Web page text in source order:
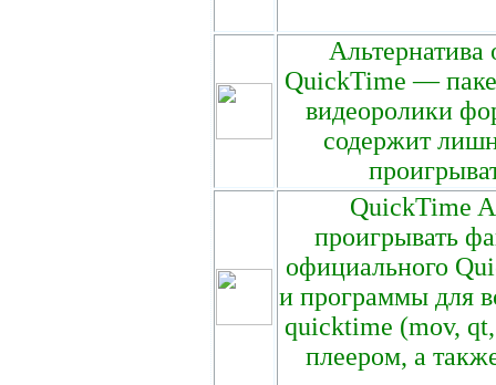
QuickTime —
видеоролики
содержит
QuickTime
проигрывать
официального
и программы для
quicktime (mov,
плеером, а